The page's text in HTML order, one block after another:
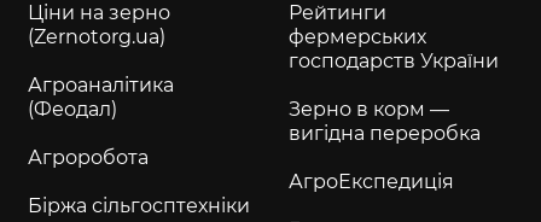
Ціни на зерно
(Zernotorg.ua)
Агроаналітика
(Феодал)
Агроробота
Біржа сільгосптехніки
Рейтинги
фермерських
господарств України
Зерно в корм —
вигідна переробка
АгроЕкспедиція